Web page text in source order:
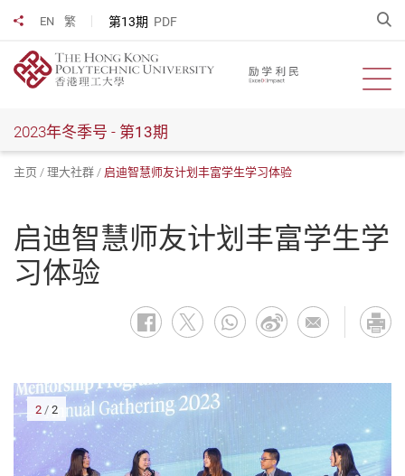
EN 繁 第13期 PDF
分享到
开
2023年冬季号 - 第13期
主页 理大社群 启迪智慧师友计划丰富学生学习体验
启迪智慧师友计划丰富学生学
习体验
2 / 2